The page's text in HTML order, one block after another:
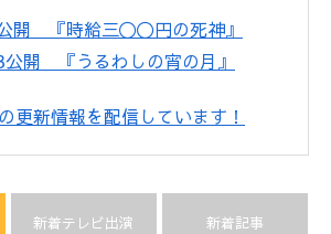
開 『時給三〇〇円の死神』
開 『うるわしの宵の月』
更新情報を配信しています！
新着テレビ出演 新着記事